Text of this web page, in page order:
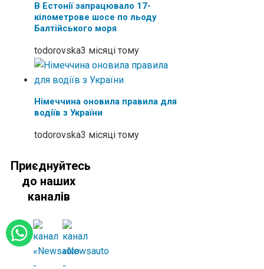
В Естонії запрацювало 17-
кілометрове шосе по льоду
Балтійського моря
todorovska3 місяці тому
Німеччина оновила правила для
водіїв з України
todorovska3 місяці тому
Приєднуйтесь
до наших
каналів